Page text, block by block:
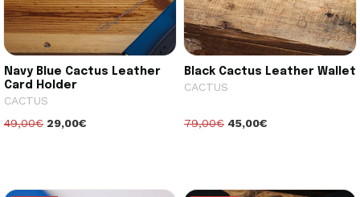
Navy Blue Cactus Leather
Card Holder
CACTUS
49,00€ 29,00€
Black Cactus Leather Wallet
CACTUS
79,00€ 45,00€